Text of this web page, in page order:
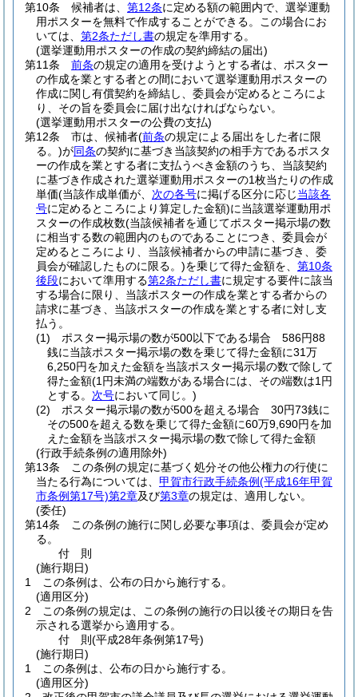
第10条
候補者は、 第12条に定める額の範囲内で、選挙運動
用ポスターを無料で作成することができる。
この場合にお
いては、 第2条ただし書の規定を準用する。
(選挙運動用ポスターの作成の契約締結の届出)
第11条
前条の規定の適用を受けようとする者は、ポスター
の作成を業とする者との間において選挙運動用ポスターの
作成に関し有償契約を締結し、委員会が定めるところによ
り、その旨を委員会に届け出なければならない。
(選挙運動用ポスターの公費の支払)
第12条
市は、候補者(前条の規定による届出をした者に限
る。)が同条の契約に基づき当該契約の相手方であるポスタ
ーの作成を業とする者に支払うべき金額のうち、当該契約
に基づき作成された選挙運動用ポスターの1枚当たりの作成
単価(当該作成単価が、 次の各号に掲げる区分に応じ当該各
号に定めるところにより算定した金額)に当該選挙運動用ポ
スターの作成枚数(当該候補者を通じてポスター掲示場の数
に相当する数の範囲内のものであることにつき、委員会が
定めるところにより、当該候補者からの申請に基づき、委
員会が確認したものに限る。)を乗じて得た金額を、 第10条
後段において準用する第2条ただし書に規定する要件に該当
する場合に限り、当該ポスターの作成を業とする者からの
請求に基づき、当該ポスターの作成を業とする者に対し支
払う。
(1)
ポスター掲示場の数が500以下である場合 586円88
銭に当該ポスター掲示場の数を乗じて得た金額に31万
6,250円を加えた金額を当該ポスター掲示場の数で除して
得た金額(1円未満の端数がある場合には、その端数は1円
とする。 次号において同じ。)
(2)
ポスター掲示場の数が500を超える場合 30円73銭に
その500を超える数を乗じて得た金額に60万9,690円を加
えた金額を当該ポスター掲示場の数で除して得た金額
(行政手続条例の適用除外)
第13条
この条例の規定に基づく処分その他公権力の行使に
当たる行為については、 甲賀市行政手続条例(平成16年甲賀
市条例第17号)第2章及び第3章の規定は、適用しない。
(委任)
第14条
この条例の施行に関し必要な事項は、委員会が定め
る。
付 則
(施行期日)
1
この条例は、公布の日から施行する。
(適用区分)
2
この条例の規定は、この条例の施行の日以後その期日を告
示される選挙から適用する。
付 則(平成28年条例第17号)
(施行期日)
1
この条例は、公布の日から施行する。
(適用区分)